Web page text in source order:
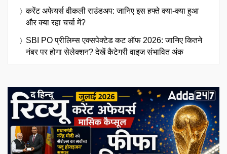
करेंट अफेयर्स वीकली राउंडअप: जानिए इस हफ्ते क्या-क्या हुआ
और क्या रहा चर्चा में?
SBI PO प्रीलिम्स एक्सपेक्टेड कट ऑफ 2026: जानिए कितने
नंबर पर होगा सेलेक्शन? देखें कैटेगरी वाइज संभावित अंक